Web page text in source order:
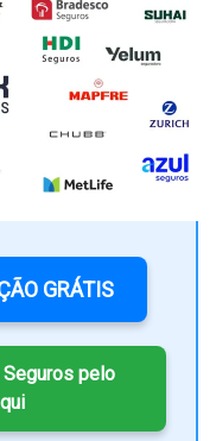
GRÁTIS
Seguros pelo